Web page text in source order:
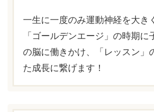
一生に一度のみ運動神経を大き
「ゴールデンエージ」の時期に
の脳に働きかけ、「レッスン」
た成長に繋げます！